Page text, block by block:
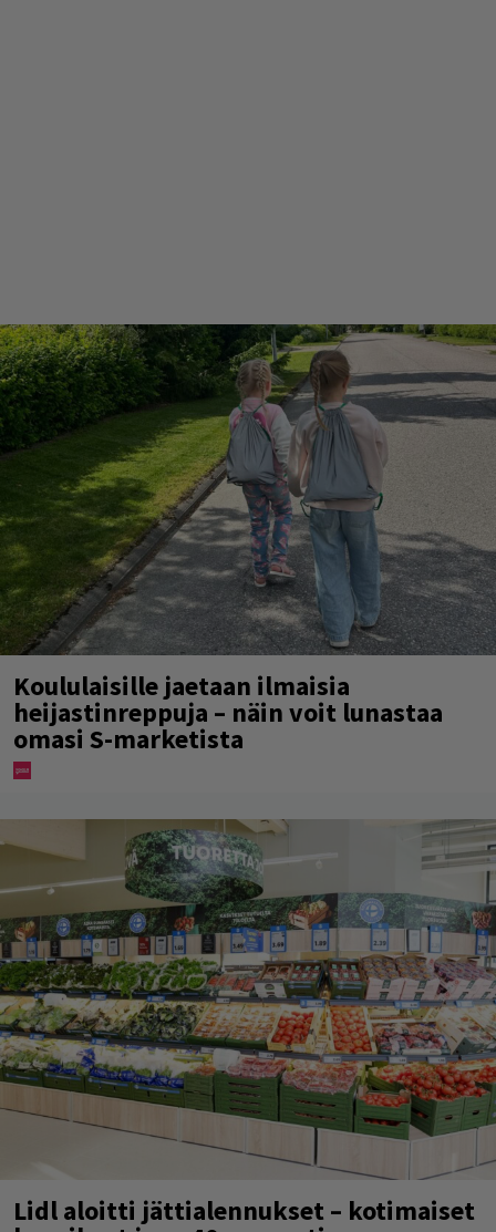
Koululaisille jaetaan ilmaisia
heijastinreppuja – näin voit lunastaa
omasi S-marketista
Lidl aloitti jättialennukset – kotimaiset